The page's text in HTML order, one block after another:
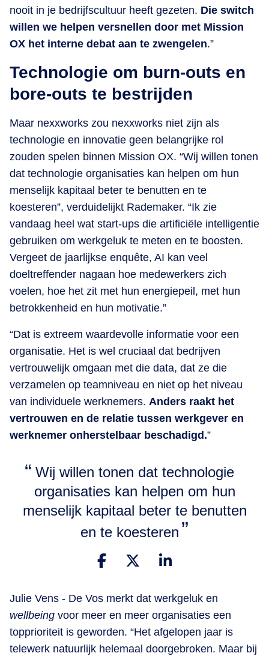
nooit in je bedrijfscultuur heeft gezeten. Die switch
willen we helpen versnellen door met Mission
OX het interne debat aan te zwengelen.”
Technologie om burn-outs en
bore-outs te bestrijden
Maar nexxworks zou nexxworks niet zijn als
technologie en innovatie geen belangrijke rol
zouden spelen binnen Mission OX. “Wij willen tonen
dat technologie organisaties kan helpen om hun
menselijk kapitaal beter te benutten en te
koesteren”, verduidelijkt Rademaker. “Ik zie
vandaag heel wat start-ups die artificiële intelligentie
gebruiken om werkgeluk te meten en te boosten.
Vergeet de jaarlijkse enquête, AI kan veel
doeltreffender nagaan hoe medewerkers zich
voelen, hoe het zit met hun energiepeil, met hun
betrokkenheid en hun motivatie.”
“Dat is extreem waardevolle informatie voor een
organisatie. Het is wel cruciaal dat bedrijven
vertrouwelijk omgaan met die data, dat ze die
verzamelen op teamniveau en niet op het niveau
van individuele werknemers. Anders raakt het
vertrouwen en de relatie tussen werkgever en
werknemer onherstelbaar beschadigd.”
Wij willen tonen dat technologie
organisaties kan helpen om hun
menselijk kapitaal beter te benutten
en te koesteren
Julie Vens - De Vos merkt dat werkgeluk en
wellbeing voor meer en meer organisaties een
topprioriteit is geworden. “Het afgelopen jaar is
telewerk natuurlijk helemaal doorgebroken. Maar bij